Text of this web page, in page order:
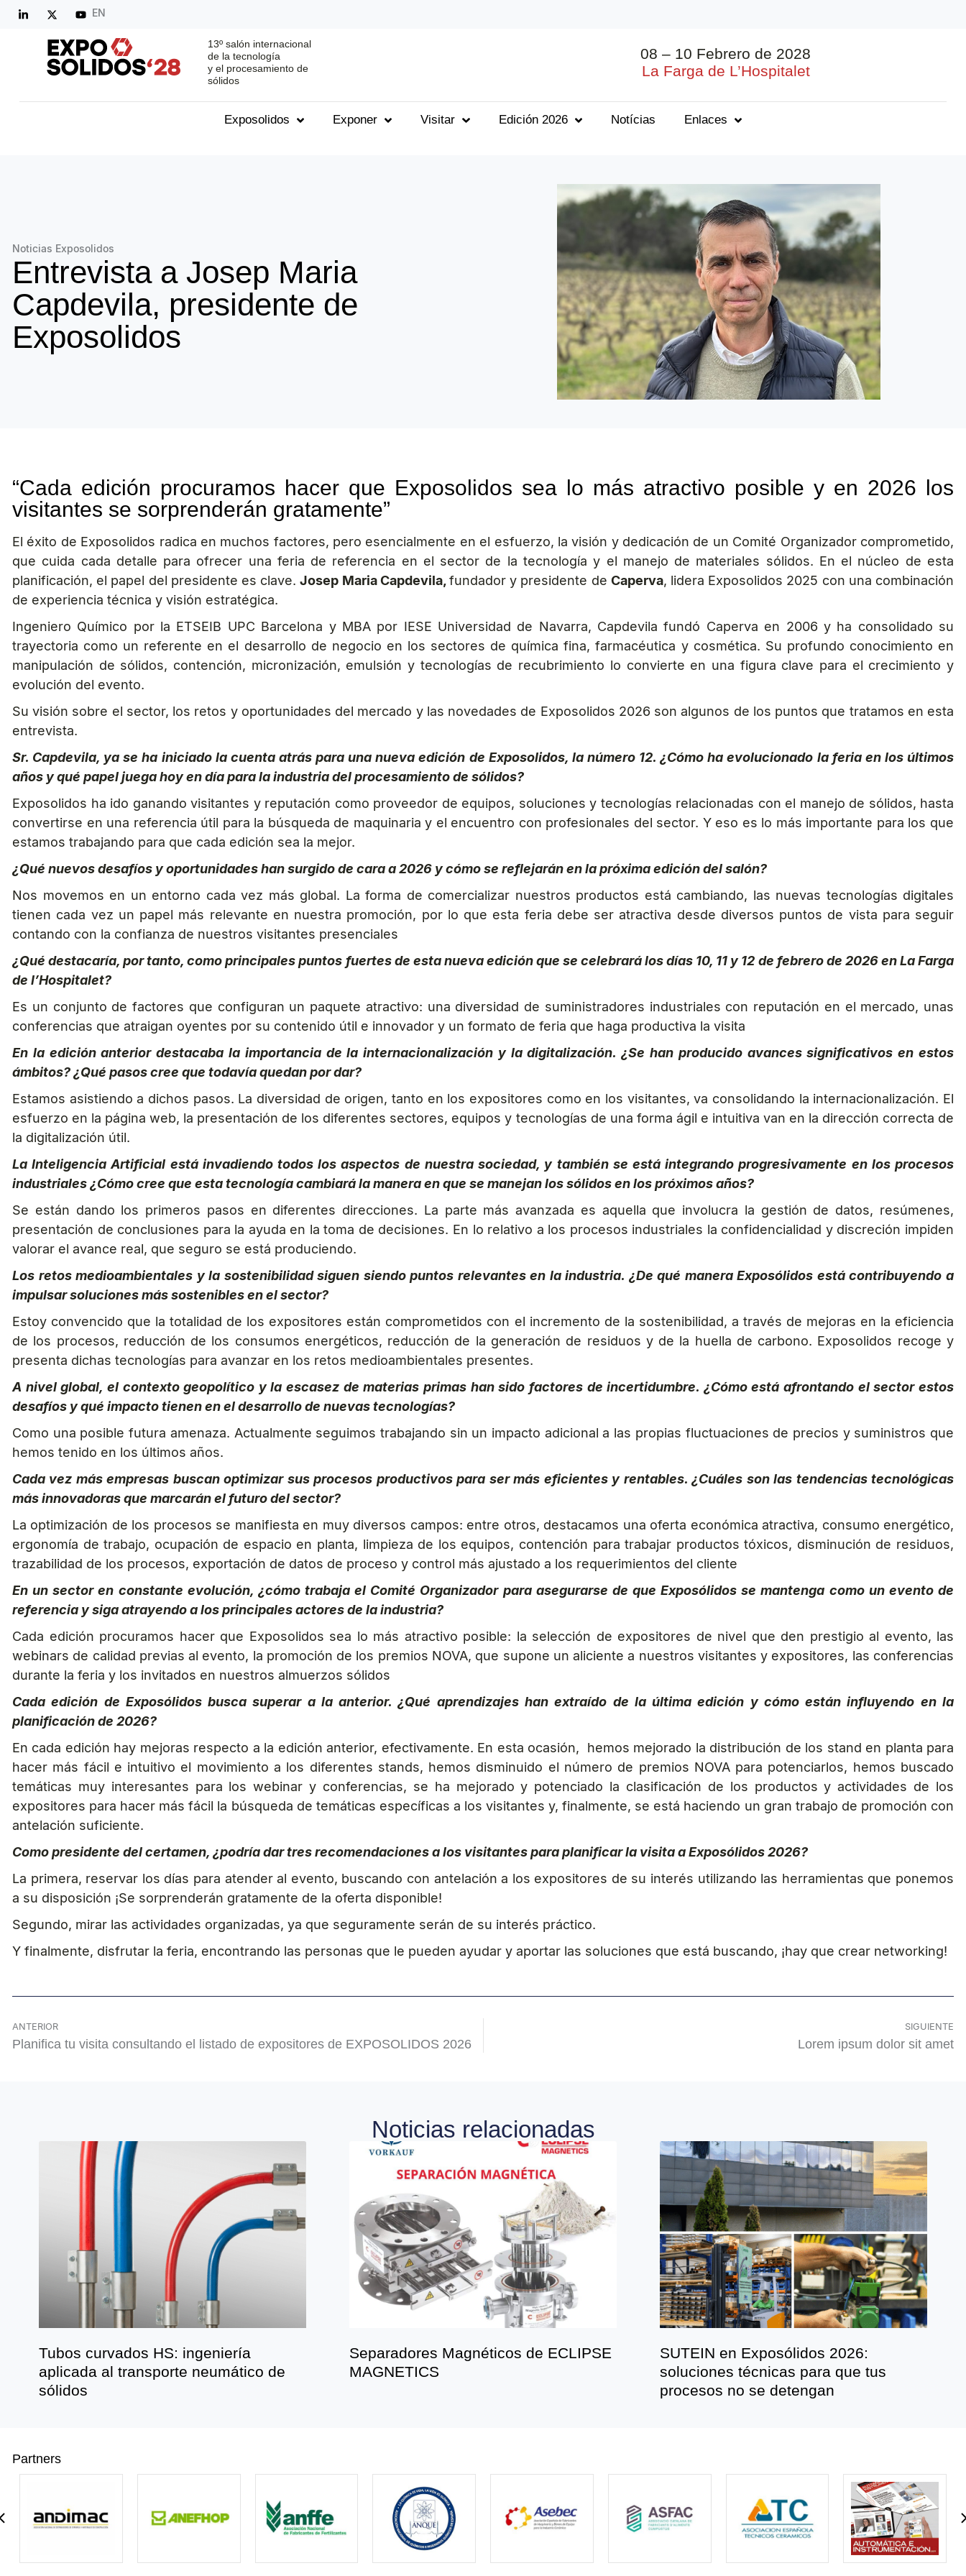
EN
13º salón internacional
de la tecnología
y el procesamiento de
sólidos
08 – 10 Febrero de 2028
La Farga de L’Hospitalet
Exposolidos Exponer Visitar Edición 2026 Notícias Enlaces
Noticias Exposolidos
Entrevista a Josep Maria
Capdevila, presidente de
Exposolidos
“Cada edición procuramos hacer que Exposolidos sea lo más atractivo posible y en 2026 los
visitantes se sorprenderán gratamente”
El éxito de Exposolidos radica en muchos factores, pero esencialmente en el esfuerzo, la visión y dedicación de un Comité Organizador comprometido,
que cuida cada detalle para ofrecer una feria de referencia en el sector de la tecnología y el manejo de materiales sólidos. En el núcleo de esta
planificación, el papel del presidente es clave.Josep Maria Capdevila,fundador y presidente de Caperva, lidera Exposolidos 2025 con una combinación
de experiencia técnica y visión estratégica.
Ingeniero Químico por la ETSEIB UPC Barcelona y MBA por IESE Universidad de Navarra, Capdevila fundó Caperva en 2006 y ha consolidado su
trayectoria como un referente en el desarrollo de negocio en los sectores de química fina, farmacéutica y cosmética. Su profundo conocimiento en
manipulación de sólidos, contención, micronización, emulsión y tecnologías de recubrimiento lo convierte en una figura clave para el crecimiento y
evolución del evento.
Su visión sobre el sector, los retos y oportunidades del mercado y las novedades de Exposolidos 2026 son algunos de los puntos que tratamos en esta
entrevista.
Sr. Capdevila, ya se ha iniciado la cuenta atrás para una nueva edición de Exposolidos, la número 12. ¿Cómo ha evolucionado la feria en los últimos
años y qué papel juega hoy en día para la industria del procesamiento de sólidos?
Exposolidos ha ido ganando visitantes y reputación como proveedor de equipos, soluciones y tecnologías relacionadas con el manejo de sólidos, hasta
convertirse en una referencia útil para la búsqueda de maquinaria y el encuentro con profesionales del sector. Y eso es lo más importante para los que
estamos trabajando para que cada edición sea la mejor.
¿Qué nuevos desafíos y oportunidades han surgido de cara a 2026 y cómo se reflejarán en la próxima edición del salón?
Nos movemos en un entorno cada vez más global. La forma de comercializar nuestros productos está cambiando, las nuevas tecnologías digitales
tienen cada vez un papel más relevante en nuestra promoción, por lo que esta feria debe ser atractiva desde diversos puntos de vista para seguir
contando con la confianza de nuestros visitantes presenciales
¿Qué destacaría, por tanto, como principales puntos fuertes de esta nueva edición que se celebrará los días 10, 11 y 12 de febrero de 2026 en La Farga
de l’Hospitalet?
Es un conjunto de factores que configuran un paquete atractivo: una diversidad de suministradores industriales con reputación en el mercado, unas
conferencias que atraigan oyentes por su contenido útil e innovador y un formato de feria que haga productiva la visita
En la edición anterior destacaba la importancia de la internacionalización y la digitalización. ¿Se han producido avances significativos en estos
ámbitos? ¿Qué pasos cree que todavía quedan por dar?
Estamos asistiendo a dichos pasos. La diversidad de origen, tanto en los expositores como en los visitantes, va consolidando la internacionalización. El
esfuerzo en la página web, la presentación de los diferentes sectores, equipos y tecnologías de una forma ágil e intuitiva van en la dirección correcta de
la digitalización útil.
La Inteligencia Artificial está invadiendo todos los aspectos de nuestra sociedad, y también se está integrando progresivamente en los procesos
industriales ¿Cómo cree que esta tecnología cambiará la manera en que se manejan los sólidos en los próximos años?
Se están dando los primeros pasos en diferentes direcciones. La parte más avanzada es aquella que involucra la gestión de datos, resúmenes,
presentación de conclusiones para la ayuda en la toma de decisiones. En lo relativo a los procesos industriales la confidencialidad y discreción impiden
valorar el avance real, que seguro se está produciendo.
Los retos medioambientales y la sostenibilidad siguen siendo puntos relevantes en la industria. ¿De qué manera Exposólidos está contribuyendo a
impulsar soluciones más sostenibles en el sector?
Estoy convencido que la totalidad de los expositores están comprometidos con el incremento de la sostenibilidad, a través de mejoras en la eficiencia
de los procesos, reducción de los consumos energéticos, reducción de la generación de residuos y de la huella de carbono. Exposolidos recoge y
presenta dichas tecnologías para avanzar en los retos medioambientales presentes.
A nivel global, el contexto geopolítico y la escasez de materias primas han sido factores de incertidumbre. ¿Cómo está afrontando el sector estos
desafíos y qué impacto tienen en el desarrollo de nuevas tecnologías?
Como una posible futura amenaza. Actualmente seguimos trabajando sin un impacto adicional a las propias fluctuaciones de precios y suministros que
hemos tenido en los últimos años.
Cada vez más empresas buscan optimizar sus procesos productivos para ser más eficientes y rentables. ¿Cuáles son las tendencias tecnológicas
más innovadoras que marcarán el futuro del sector?
La optimización de los procesos se manifiesta en muy diversos campos: entre otros, destacamos una oferta económica atractiva, consumo energético,
ergonomía de trabajo, ocupación de espacio en planta, limpieza de los equipos, contención para trabajar productos tóxicos, disminución de residuos,
trazabilidad de los procesos, exportación de datos de proceso y control más ajustado a los requerimientos del cliente
En un sector en constante evolución, ¿cómo trabaja el Comité Organizador para asegurarse de que Exposólidos se mantenga como un evento de
referencia y siga atrayendo a los principales actores de la industria?
Cada edición procuramos hacer que Exposolidos sea lo más atractivo posible: la selección de expositores de nivel que den prestigio al evento, las
webinars de calidad previas al evento, la promoción de los premios NOVA, que supone un aliciente a nuestros visitantes y expositores, las conferencias
durante la feria y los invitados en nuestros almuerzos sólidos
Cada edición de Exposólidos busca superar a la anterior. ¿Qué aprendizajes han extraído de la última edición y cómo están influyendo en la
planificación de 2026?
En cada edición hay mejoras respecto a la edición anterior, efectivamente. En esta ocasión, hemos mejorado la distribución de los stand en planta para
hacer más fácil e intuitivo el movimiento a los diferentes stands, hemos disminuido el número de premios NOVA para potenciarlos, hemos buscado
temáticas muy interesantes para los webinar y conferencias, se ha mejorado y potenciado la clasificación de los productos y actividades de los
expositores para hacer más fácil la búsqueda de temáticas específicas a los visitantes y, finalmente, se está haciendo un gran trabajo de promoción con
antelación suficiente.
Como presidente del certamen, ¿podría dar tres recomendaciones a los visitantes para planificar la visita a Exposólidos 2026?
La primera, reservar los días para atender al evento, buscando con antelación a los expositores de su interés utilizando las herramientas que ponemos
a su disposición ¡Se sorprenderán gratamente de la oferta disponible!
Segundo, mirar las actividades organizadas, ya que seguramente serán de su interés práctico.
Y finalmente, disfrutar la feria, encontrando las personas que le pueden ayudar y aportar las soluciones que está buscando, ¡hay que crear networking!
ANTERIOR
Planifica tu visita consultando el listado de expositores de EXPOSOLIDOS 2026
SIGUIENTE
Lorem ipsum dolor sit amet
Noticias relacionadas
Tubos curvados HS: ingeniería
aplicada al transporte neumático de
sólidos
Separadores Magnéticos de ECLIPSE
MAGNETICS
SUTEIN en Exposólidos 2026:
soluciones técnicas para que tus
procesos no se detengan
Partners